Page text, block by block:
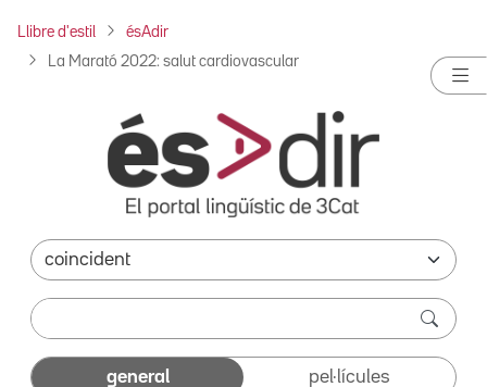
Llibre d'estil ésAdir
La Marató 2022: salut cardiovascular
general pel·lícules